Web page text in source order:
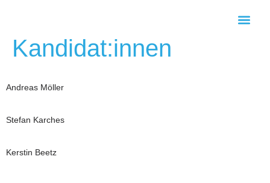
Kandidat:innen
Andreas Möller
Stefan Karches
Kerstin Beetz